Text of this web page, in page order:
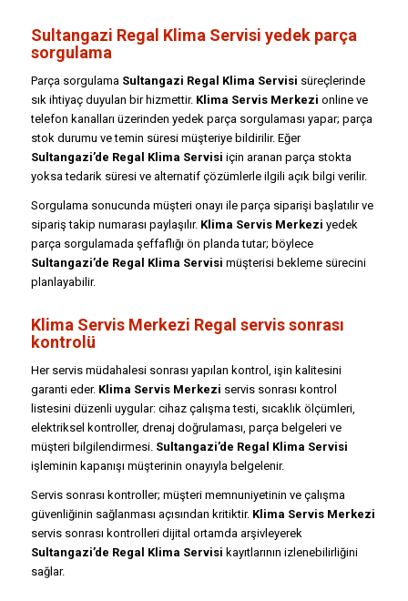
Sultangazi Regal Klima Servisi yedek parça
sorgulama
Parça sorgulama Sultangazi Regal Klima Servisi süreçlerinde
sık ihtiyaç duyulan bir hizmettir. Klima Servis Merkezi online ve
telefon kanalları üzerinden yedek parça sorgulaması yapar; parça
stok durumu ve temin süresi müşteriye bildirilir. Eğer
Sultangazi’de Regal Klima Servisi için aranan parça stokta
yoksa tedarik süresi ve alternatif çözümlerle ilgili açık bilgi verilir.
Sorgulama sonucunda müşteri onayı ile parça siparişi başlatılır ve
sipariş takip numarası paylaşılır. Klima Servis Merkezi yedek
parça sorgulamada şeffaflığı ön planda tutar; böylece
Sultangazi’de Regal Klima Servisi müşterisi bekleme sürecini
planlayabilir.
Klima Servis Merkezi Regal servis sonrası
kontrolü
Her servis müdahalesi sonrası yapılan kontrol, işin kalitesini
garanti eder. Klima Servis Merkezi servis sonrası kontrol
listesini düzenli uygular: cihaz çalışma testi, sıcaklık ölçümleri,
elektriksel kontroller, drenaj doğrulaması, parça belgeleri ve
müşteri bilgilendirmesi. Sultangazi’de Regal Klima Servisi
işleminin kapanışı müşterinin onayıyla belgelenir.
Servis sonrası kontroller; müşteri memnuniyetinin ve çalışma
güvenliğinin sağlanması açısından kritiktir. Klima Servis Merkezi
servis sonrası kontrolleri dijital ortamda arşivleyerek
Sultangazi’de Regal Klima Servisi kayıtlarının izlenebilirliğini
sağlar.